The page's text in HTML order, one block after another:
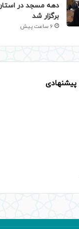
دهه مسجد در استان
برگزار شد
6 ساعت پیش